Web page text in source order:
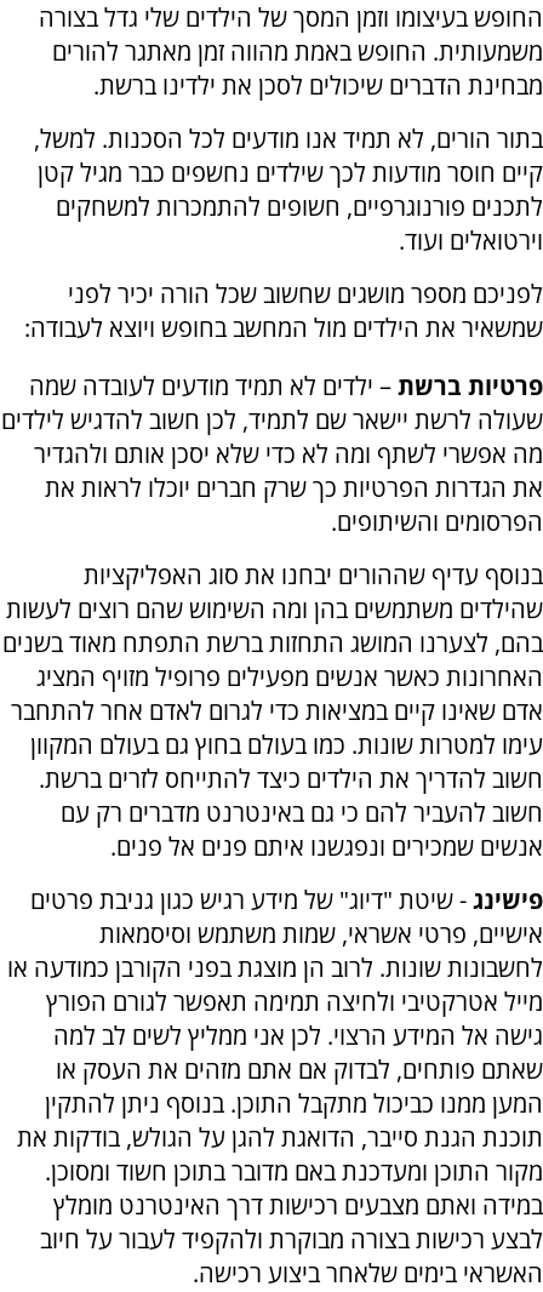
החופש בעיצומו וזמן המסך של הילדים שלי גדל בצורה
משמעותית. החופש באמת מהווה זמן מאתגר להורים
מבחינת הדברים שיכולים לסכן את ילדינו ברשת.
בתור הורים, לא תמיד אנו מודעים לכל הסכנות. למשל,
קיים חוסר מודעות לכך שילדים נחשפים כבר מגיל קטן
לתכנים פורנוגרפיים, חשופים להתמכרות למשחקים
וירטואלים ועוד.
לפניכם מספר מושגים שחשוב שכל הורה יכיר לפני
שמשאיר את הילדים מול המחשב בחופש ויוצא לעבודה:
פרטיות ברשת– ילדים לא תמיד מודעים לעובדה שמה
שעולה לרשת יישאר שם לתמיד, לכן חשוב להדגיש לילדים
מה אפשרי לשתף ומה לא כדי שלא יסכן אותם ולהגדיר
את הגדרות הפרטיות כך שרק חברים יוכלו לראות את
הפרסומים והשיתופים.
בנוסף עדיף שההורים יבחנו את סוג האפליקציות
שהילדים משתמשים בהן ומה השימוש שהם רוצים לעשות
בהם, לצערנו המושג התחזות ברשת התפתח מאוד בשנים
האחרונות כאשר אנשים מפעילים פרופיל מזויף המציג
אדם שאינו קיים במציאות כדי לגרום לאדם אחר להתחבר
עימו למטרות שונות. כמו בעולם בחוץ גם בעולם המקוון
חשוב להדריך את הילדים כיצד להתייחס לזרים ברשת.
חשוב להעביר להם כי גם באינטרנט מדברים רק עם
אנשים שמכירים ונפגשנו איתם פנים אל פנים.
פישינג- שיטת "דיוג" של מידע רגיש כגון גניבת פרטים
אישיים, פרטי אשראי, שמות משתמש וסיסמאות
לחשבונות שונות. לרוב הן מוצגת בפני הקורבן כמודעה או
מייל אטרקטיבי ולחיצה תמימה תאפשר לגורם הפורץ
גישה אל המידע הרצוי. לכן אני ממליץ לשים לב למה
שאתם פותחים, לבדוק אם אתם מזהים את העסק או
המען ממנו כביכול מתקבל התוכן. בנוסף ניתן להתקין
תוכנת הגנת סייבר, הדואגת להגן על הגולש, בודקות את
מקור התוכן ומעדכנת באם מדובר בתוכן חשוד ומסוכן.
במידה ואתם מצבעים רכישות דרך האינטרנט מומלץ
לבצע רכישות בצורה מבוקרת ולהקפיד לעבור על חיוב
האשראי בימים שלאחר ביצוע רכישה.